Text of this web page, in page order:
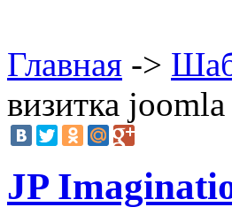
Главная ->
визитка joomla
JP